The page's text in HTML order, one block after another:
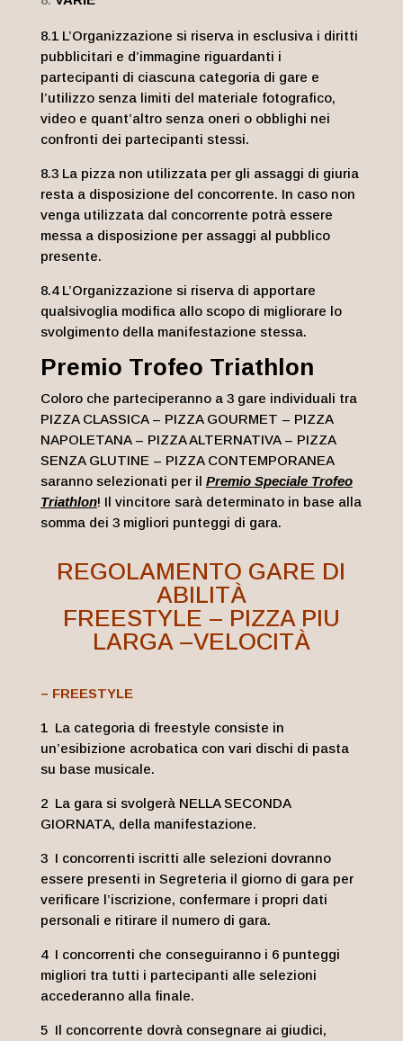
8.1 L’Organizzazione si riserva in esclusiva i diritti
pubblicitari e d’immagine riguardanti i
partecipanti di ciascuna categoria di gare e
l’utilizzo senza limiti del materiale fotografico,
video e quant’altro senza oneri o obblighi nei
confronti dei partecipanti stessi.
8.3 La pizza non utilizzata per gli assaggi di giuria
resta a disposizione del concorrente. In caso non
venga utilizzata dal concorrente potrà essere
messa a disposizione per assaggi al pubblico
presente.
8.4 L’Organizzazione si riserva di apportare
qualsivoglia modifica allo scopo di migliorare lo
svolgimento della manifestazione stessa.
Premio Trofeo Triathlon
Coloro che parteciperanno a 3 gare individuali tra
PIZZA CLASSICA – PIZZA GOURMET – PIZZA
NAPOLETANA – PIZZA ALTERNATIVA – PIZZA
SENZA GLUTINE – PIZZA CONTEMPORANEA
saranno selezionati per il Premio Speciale Trofeo
Triathlon! Il vincitore sarà determinato in base alla
somma dei 3 migliori punteggi di gara.
REGOLAMENTO GARE DI
ABILITÀ
FREESTYLE – PIZZA PIU
LARGA –VELOCITÀ
– FREESTYLE
1 La categoria di freestyle consiste in
un’esibizione acrobatica con vari dischi di pasta
su base musicale.
2 La gara si svolgerà NELLA SECONDA
GIORNATA, della manifestazione.
3 I concorrenti iscritti alle selezioni dovranno
essere presenti in Segreteria il giorno di gara per
verificare l’iscrizione, confermare i propri dati
personali e ritirare il numero di gara.
4 I concorrenti che conseguiranno i 6 punteggi
migliori tra tutti i partecipanti alle selezioni
accederanno alla finale.
5 Il concorrente dovrà consegnare ai giudici,